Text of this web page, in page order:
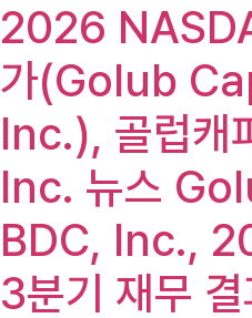
2026
가(Golub
Inc.), 골럽캐
Inc. 뉴스
BDC, Inc.,
3분기 재무